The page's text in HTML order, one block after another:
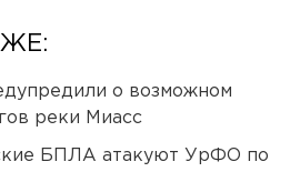
о возможном
реки Миасс
БПЛА атакуют УрФО по